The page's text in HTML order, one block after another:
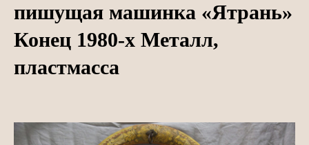
пишущая машинка «Ятрань»
Конец 1980-х Металл,
пластмасса